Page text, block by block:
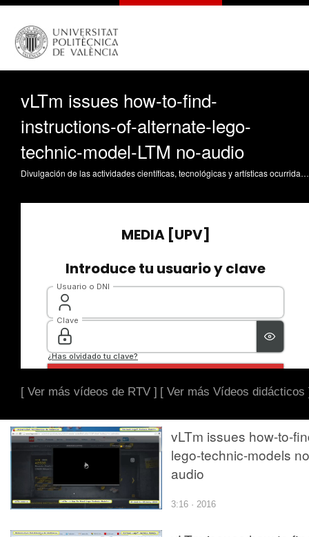
vLTm issues how-to-find-
instructions-of-alternate-lego-
technic-model-LTM no-audio
Divulgación de las actividades científicas, tecnológicas y artísticas ocurridas en los tres campus de la UPV
[ Ver más vídeos de RTV ] [ Ver más Vídeos didácticos
vLTm issues how-to-
lego-technic-models
audio
3:16 · 2016